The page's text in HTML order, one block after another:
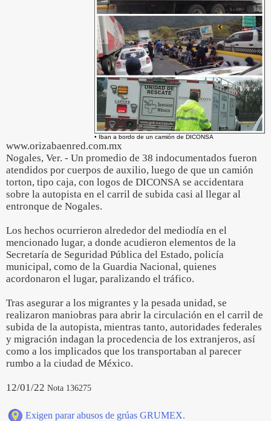
• Iban a bordo de un camión de DICONSA
www.orizabaenred.com.mx
Nogales, Ver. - Un promedio de 38 indocumentados fueron
atendidos por cuerpos de auxilio, luego de que un camión
torton, tipo caja, con logos de DICONSA se accidentara
sobre la autopista en el carril de subida casi al llegar al
entronque de Nogales.
Los hechos ocurrieron alrededor del mediodía en el
mencionado lugar, a donde acudieron elementos de la
Secretaría de Seguridad Pública del Estado, policía
municipal, como de la Guardia Nacional, quienes
acordonaron el lugar, paralizando el tráfico.
Tras asegurar a los migrantes y la pesada unidad, se
realizaron maniobras para abrir la circulación en el carril de
subida de la autopista, mientras tanto, autoridades federales
y migración indagan la procedencia de los extranjeros, así
como a los implicados que los transportaban al parecer
rumbo a la ciudad de México.
12/01/22 Nota 136275
Exigen parar abusos de grúas GRUMEX.